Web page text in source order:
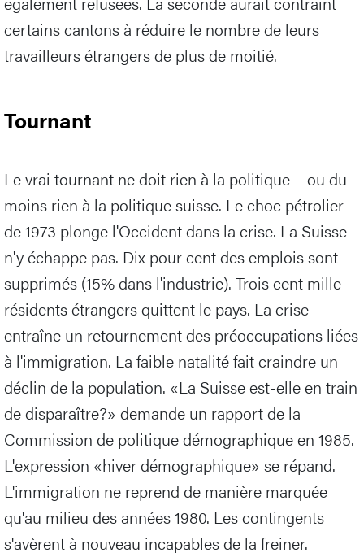
certains cantons à réduire le nombre de leurs
travailleurs étrangers de plus de moitié.
Tournant
Le vrai tournant ne doit rien à la politique – ou du
moins rien à la politique suisse. Le choc pétrolier
de 1973 plonge l'Occident dans la crise. La Suisse
n'y échappe pas. Dix pour cent des emplois sont
supprimés (15% dans l'industrie). Trois cent mille
résidents étrangers quittent le pays. La crise
entraîne un retournement des préoccupations liées
à l'immigration. La faible natalité fait craindre un
déclin de la population. «La Suisse est-elle en train
de disparaître?» demande un rapport de la
Commission de politique démographique en 1985.
L'expression «hiver démographique» se répand.
L'immigration ne reprend de manière marquée
qu'au milieu des années 1980. Les contingents
s'avèrent à nouveau incapables de la freiner.